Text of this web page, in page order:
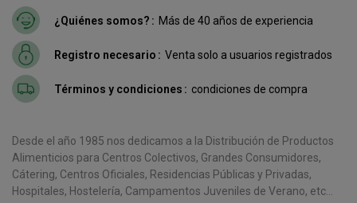
¿Quiénes somos? Más de 40 años de experiencia
Registro necesario Venta solo a usuarios registrados
Términos y condiciones condiciones de compra
Desde el año 1985 nos dedicamos a la Distribución de Productos
Alimenticios para Centros Colectivos, Grandes Consumidores,
Cátering, Centros Oficiales, Residencias Públicas y Privadas,
Hospitales, Hostelería, Campamentos Juveniles de Verano, etc...